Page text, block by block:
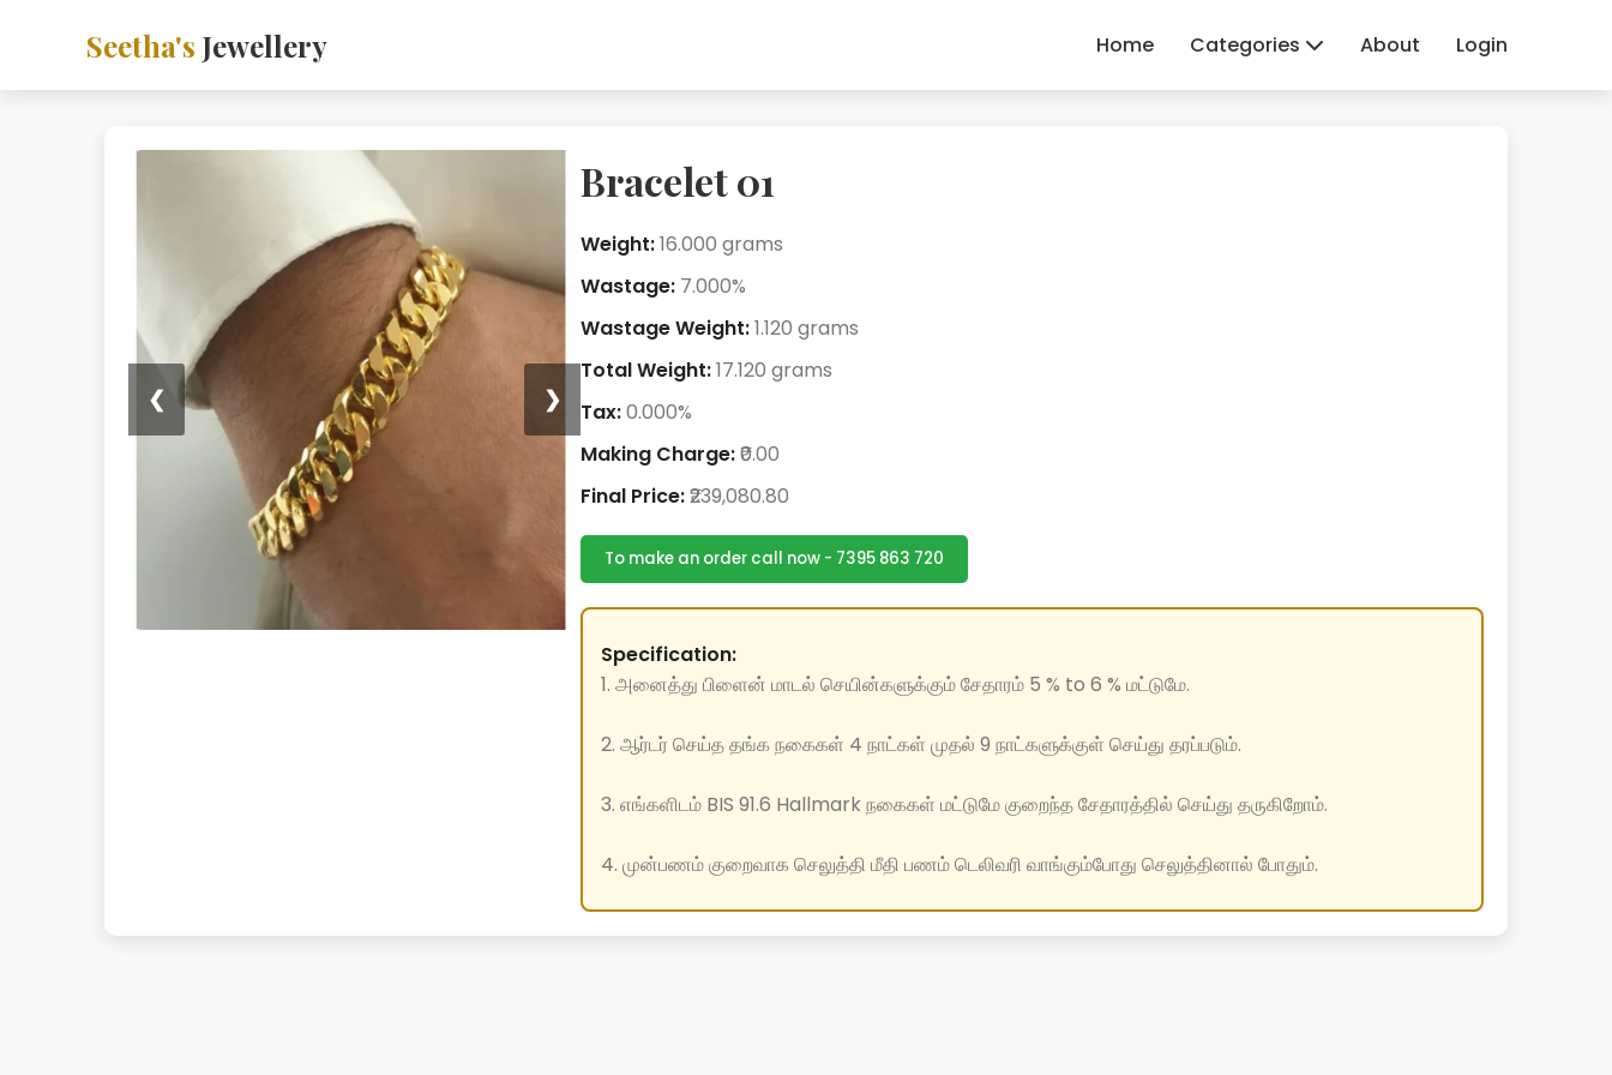
Seetha's Jewellery Home Categories About Login
❮ ❯
Bracelet 01
Weight:16.000 grams
Wastage:7.000%
Wastage Weight:1.120 grams
Total Weight:17.120 grams
Tax:0.000%
Making Charge:₹0.00
Final Price:₹239,080.80
To make an order call now - 7395 863 720
Specification:
1. அனைத்து பிளைன் மாடல் செயின்களுக்கும் சேதாரம் 5 % to 6 % மட்டுமே.
2. ஆர்டர் செய்த தங்க நகைகள் 4 நாட்கள் முதல் 9 நாட்களுக்குள் செய்து தரப்படும்.
3. எங்களிடம் BIS 91.6 Hallmark நகைகள் மட்டுமே குறைந்த சேதாரத்தில் செய்து தருகிறோம்.
4. முன்பணம் குறைவாக செலுத்தி மீதி பணம் டெலிவரி வாங்கும்போது செலுத்தினால் போதும்.